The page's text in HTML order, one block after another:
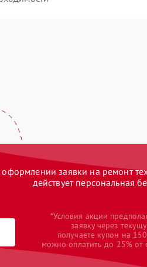
заявки на ремонт
действует персональная
*Условия акции
заявку через
получаете купон на
можно оплатить до 25% от